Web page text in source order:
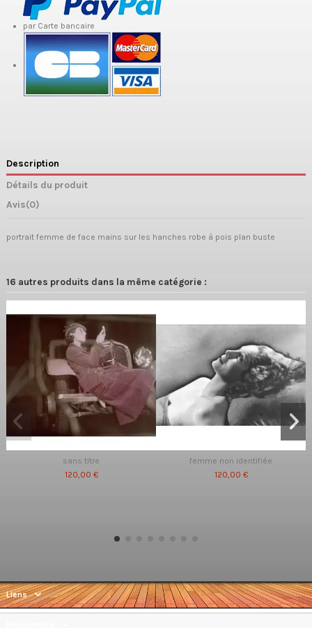
par Carte bancaire
Description
Détails du produit
Avis(0)
portrait femme de face mains sur les hanches robe à pois plan buste
16 autres produits dans la même catégorie :
sans titre
120,00 €
femme non identifiée
120,00 €
Liens